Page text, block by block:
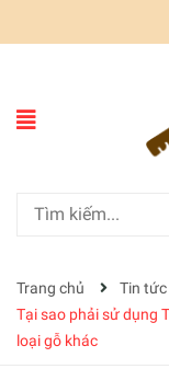
Trang chủ
Tin tức
Tại sao phải sử dụng
loại gỗ khác